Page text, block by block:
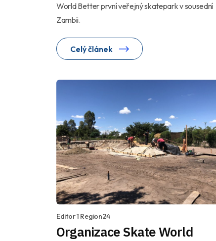
World Better první veřejný skatepark v sousední
Zambii.
Celý článek
Editor 1 Region24
Organizace Skate World